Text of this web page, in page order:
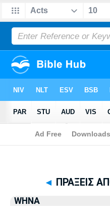
Biblia>WHNA>
◄ ΠΡΑΞΕΙΣ
WHNA